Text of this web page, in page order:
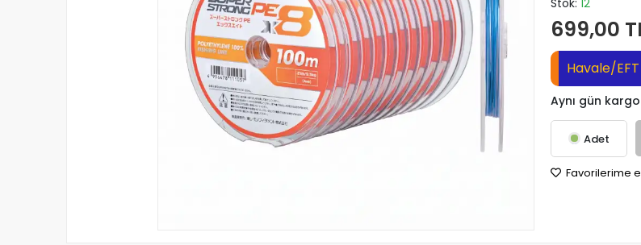
Stok: 12
699,00
Havale/
Aynı gün
Adet
Favorilerime